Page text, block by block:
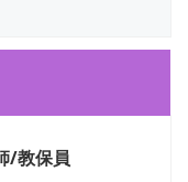
/教保員